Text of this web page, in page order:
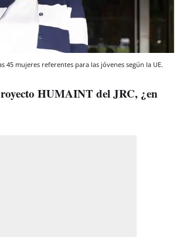
45 mujeres referentes para las jóvenes según la UE.
HUMAINT del JRC, ¿en